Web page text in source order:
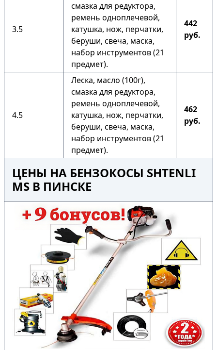
3.5
смазка для редуктора,
ремень одноплечевой,
катушка, нож, перчатки,
беруши, свеча, маска,
набор инструментов (21
предмет).
442
руб.
4.5
Леска, масло (100г),
смазка для редуктора,
ремень одноплечевой,
катушка, нож, перчатки,
беруши, свеча, маска,
набор инструментов (21
предмет).
462
руб.
ЦЕНЫ НА БЕНЗОКОСЫ SHTENLI
MS В ПИНСКЕ